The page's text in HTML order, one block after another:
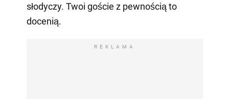
słodyczy. Twoi goście z pewnością to
docenią.
REKLAMA